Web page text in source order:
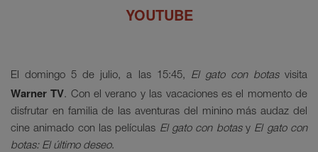
YOUTUBE
El domingo 5 de julio, a las 15:45, El gato con botasvisita
Warner TV. Con el verano y las vacaciones es el momento de
disfrutar en familia de las aventuras del minino más audaz del
cine animado con las películas El gato con botasy El gato con
botas: El último deseo.